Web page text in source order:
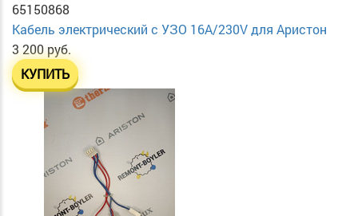
65150868
Кабель электрический с УЗО 16А/230V для Аристон
3 200 руб.
КУПИТЬ